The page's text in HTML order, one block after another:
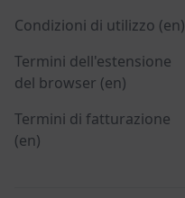
Condizioni di utilizzo (en)
Termini dell'estensione
del browser (en)
Termini di fatturazione
(en)